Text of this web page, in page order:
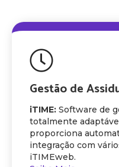
Gestão de
iTIME: Software de
totalmente
proporciona
integração com
iTIMEweb.